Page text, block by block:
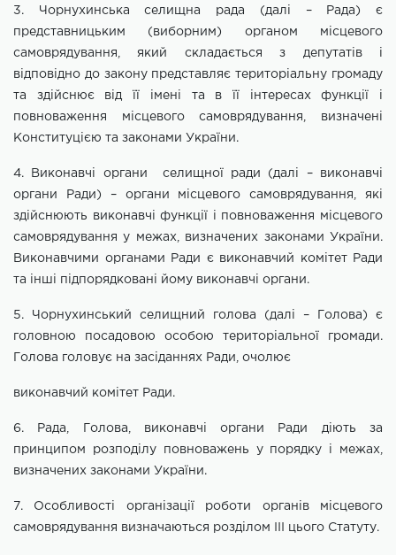
3. Чорнухинська селищна
рада (далі – Рада) є
представницьким (виборним)
органом місцевого
самоврядування, який складається з депутатів і
відповідно до закону представляє територіальну громаду
та здійснює від її імені
та в її інтересах функції і
повноваження місцевого самоврядування, визначені
Конституцією та законами України.
4. Виконавчі органи селищної ради (далі – виконавчі
органи Ради) – органи місцевого самоврядування, які
здійснюють виконавчі функції і повноваження місцевого
самоврядування у межах, визначених законами України.
Виконавчими органами Ради є виконавчий комітет
Ради
та інші підпорядковані йому виконавчі органи.
5. Чорнухинський селищний голова (далі – Голова) є
головною посадовою особою територіальної громади.
Голова головує на засіданнях Ради, очолює
виконавчий комітет Ради.
6. Рада, Голова, виконавчі органи Ради діють за
принципом розподілу
повноважень у порядку і межах,
визначених законами України.
7. Особливості організації роботи органів місцевого
самоврядування визначаються розділом ІІІ цього Статуту.